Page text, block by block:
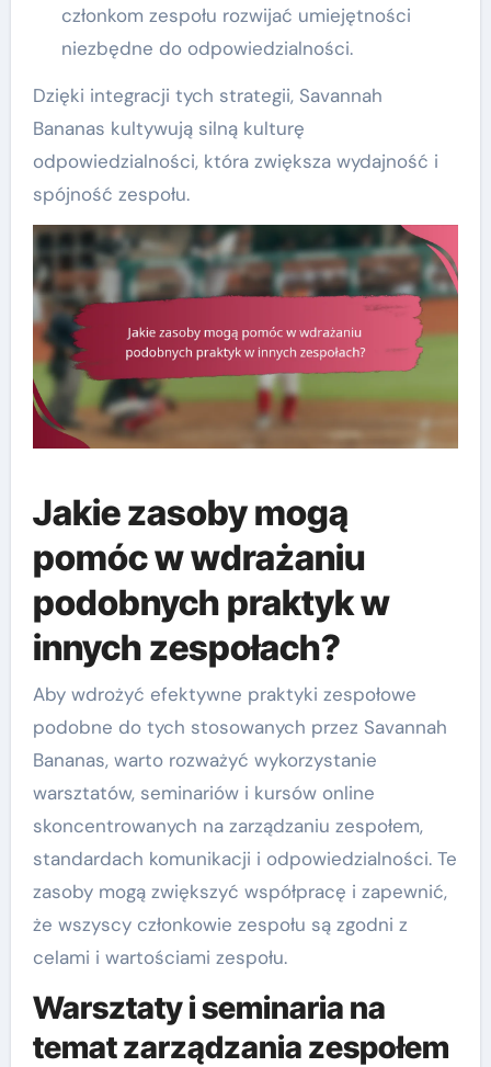
członkom zespołu rozwijać umiejętności
niezbędne do odpowiedzialności.
Dzięki integracji tych strategii, Savannah
Bananas kultywują silną kulturę
odpowiedzialności, która zwiększa wydajność i
spójność zespołu.
Jakie zasoby mogą
pomóc w wdrażaniu
podobnych praktyk w
innych zespołach?
Aby wdrożyć efektywne praktyki zespołowe
podobne do tych stosowanych przez Savannah
Bananas, warto rozważyć wykorzystanie
warsztatów, seminariów i kursów online
skoncentrowanych na zarządzaniu zespołem,
standardach komunikacji i odpowiedzialności. Te
zasoby mogą zwiększyć współpracę i zapewnić,
że wszyscy członkowie zespołu są zgodni z
celami i wartościami zespołu.
Warsztaty i seminaria na
temat zarządzania zespołem